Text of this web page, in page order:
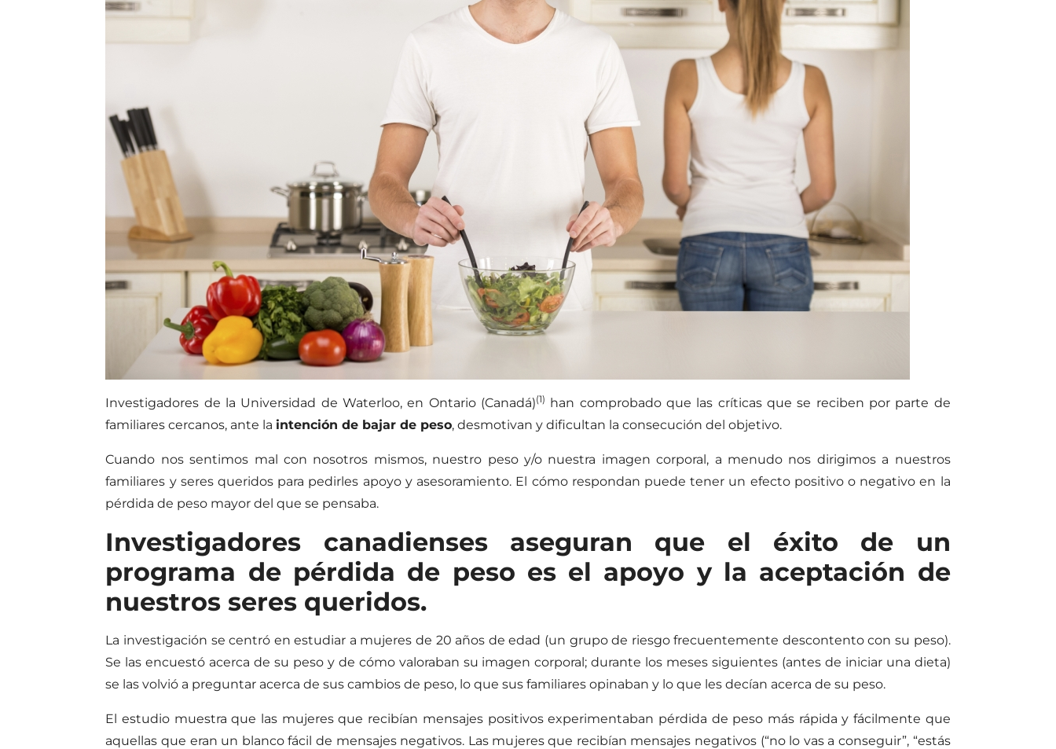
Investigadores de la Universidad de Waterloo, en Ontario (Canadá)(1) han comprobado que las críticas que se reciben por parte de
familiares cercanos, ante la intención de bajar de peso, desmotivan y dificultan la consecución del objetivo.
Cuando nos sentimos mal con nosotros mismos, nuestro peso y/o nuestra imagen corporal, a menudo nos dirigimos a nuestros
familiares y seres queridos para pedirles apoyo y asesoramiento. El cómo respondan puede tener un efecto positivo o negativo en la
pérdida de peso mayor del que se pensaba.
Investigadores canadienses aseguran que el éxito de un
programa de pérdida de peso es el apoyo y la aceptación de
nuestros seres queridos.
La investigación se centró en estudiar a mujeres de 20 años de edad (un grupo de riesgo frecuentemente descontento con su peso).
Se las encuestó acerca de su peso y de cómo valoraban su imagen corporal; durante los meses siguientes (antes de iniciar una dieta)
se las volvió a preguntar acerca de sus cambios de peso, lo que sus familiares opinaban y lo que les decían acerca de su peso.
El estudio muestra que las mujeres que recibían mensajes positivos experimentaban pérdida de peso más rápida y fácilmente que
aquellas que eran un blanco fácil de mensajes negativos. Las mujeres que recibían mensajes negativos (“no lo vas a conseguir”, “estás